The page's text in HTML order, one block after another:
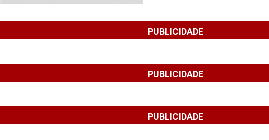
PUBLICIDADE
PUBLICIDADE
PUBLICIDADE